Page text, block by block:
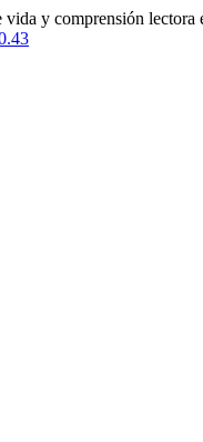
y comprensión lectora